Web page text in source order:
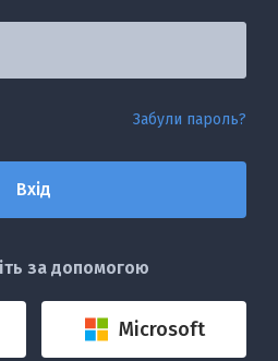
Забули пароль?
за допомогою
Microsoft